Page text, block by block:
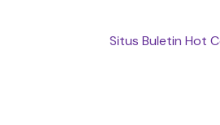
Situs Buletin Hot